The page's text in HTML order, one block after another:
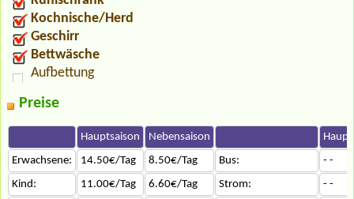
Kochnische/Herd
Geschirr
Bettwäsche
Aufbettung
Preise
Hauptsaison Nebensaison
Erwachsene:
14.50€/Tag 8.50€/Tag Bus:
- -
Kind:
11.00€/Tag 6.60€/Tag Strom: - -